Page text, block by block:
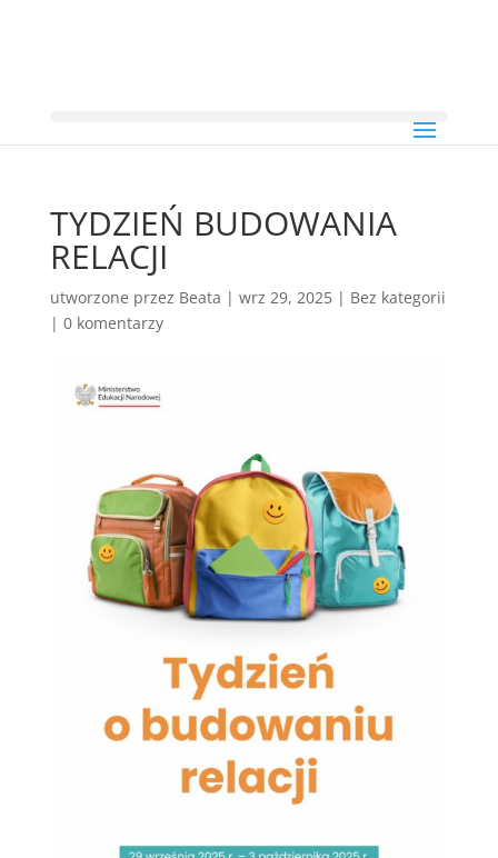
TYDZIEŃ BUDOWANIA
RELACJI
utworzone przez Beata | wrz 29, 2025| Bez kategorii
| 0 komentarzy